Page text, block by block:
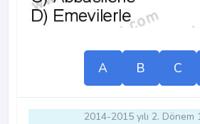
A B C
2014-2015 yılı 2. Dönem